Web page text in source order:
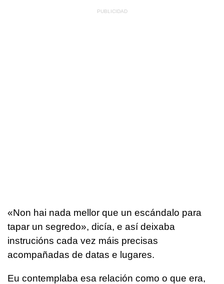
«Non hai nada mellor que un escándalo para
tapar un segredo», dicía, e así deixaba
instrucións cada vez máis precisas
acompañadas de datas e lugares.
Eu contemplaba esa relación como o que era,